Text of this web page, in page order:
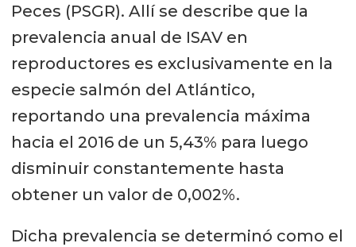
Peces (PSGR). Allí se describe que la
prevalencia anual de ISAV en
reproductores es exclusivamente en la
especie salmón del Atlántico,
reportando una prevalencia máxima
hacia el 2016 de un 5,43% para luego
disminuir constantemente hasta
obtener un valor de 0,002%.
Dicha prevalencia se determinó como el